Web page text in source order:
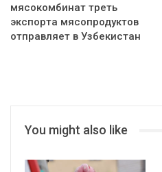
мясокомбинат треть
экспорта мясопродуктов
отправляет в Узбекистан
You might also like